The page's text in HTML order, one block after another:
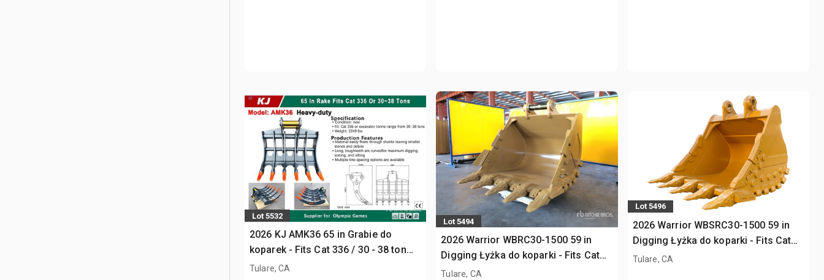
Lot 5532
2026 KJ AMK36 65 in Grabie do
koparek - Fits Cat 336 / 30 - 38 ton
(Unused)
Tulare, CA
Lot 5494
2026 Warrior WBRC30-1500 59 in
Digging Łyżka do koparki - Fits Cat
336 / 30 - 35 ton (Unused)
Tulare, CA
Lot 5496
2026 Warrior WBSRC30-1500 59 in
Digging Łyżka do koparki - Fits Cat
336 / 30 - 35 ton (Unused)
Tulare, CA